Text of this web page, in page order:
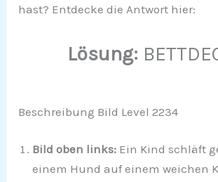
hast? Entdecke die Antwort hier:
Lösung:
Beschreibung Bild Level 2234
Bild oben links: Ein Kind schläft
einem Hund auf einem weichen